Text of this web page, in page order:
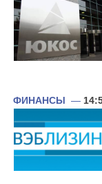
ФИНАНСЫ —